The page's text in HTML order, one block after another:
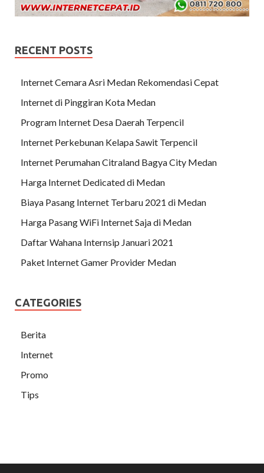
RECENT POSTS
Internet Cemara Asri Medan Rekomendasi Cepat
Internet di Pinggiran Kota Medan
Program Internet Desa Daerah Terpencil
Internet Perkebunan Kelapa Sawit Terpencil
Internet Perumahan Citraland Bagya City Medan
Harga Internet Dedicated di Medan
Biaya Pasang Internet Terbaru 2021 di Medan
Harga Pasang WiFi Internet Saja di Medan
Daftar Wahana Internsip Januari 2021
Paket Internet Gamer Provider Medan
CATEGORIES
Berita
Internet
Promo
Tips